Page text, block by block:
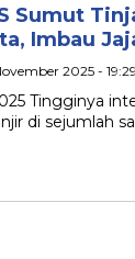
Sumut
Imbau
2025 -
Tingginya
di sejumlah